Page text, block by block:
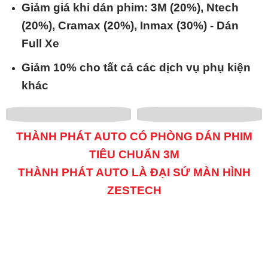
Giảm giá khi dán phim: 3M (20%), Ntech
(20%), Cramax (20%), Inmax (30%) - Dán
Full Xe
Giảm 10% cho tất cả các dịch vụ phụ kiện
khác
THÀNH PHÁT AUTO CÓ PHÒNG DÁN PHIM
TIÊU CHUẨN 3M
THÀNH PHÁT AUTO LÀ ĐẠI SỨ MÀN HÌNH
ZESTECH